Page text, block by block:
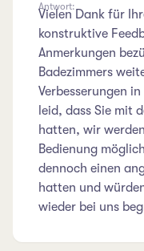
Antwort:
Vielen Dank für
konstruktive
Anmerkungen
Badezimmers
Verbesserungen
leid, dass Sie mit
hatten, wir
Bedienung
dennoch einen
hatten und
wieder bei uns